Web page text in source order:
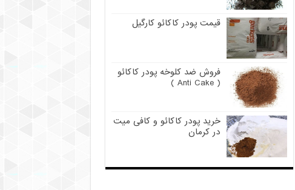
قیمت پودر کاکائو کارگیل
فروش ضد کلوخه پودر کاکائو
( Anti Cake )
خرید پودر کاکائو و کافی میت
در کرمان